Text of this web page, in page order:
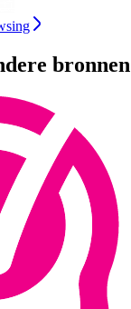
bronnen